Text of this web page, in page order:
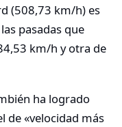
(508,73 km/h) es
pasadas que
km/h y otra de
ha logrado
de «velocidad más